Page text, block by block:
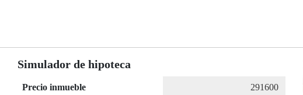
Simulador de hipoteca
Precio inmueble